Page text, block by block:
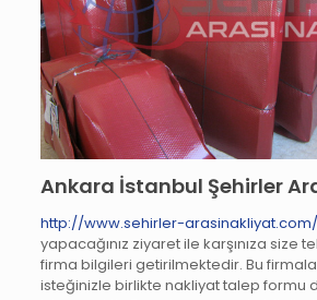
Ankara İstanbul Şehirler
http://www.sehirler-arasinakliyat.com/
yapacağınız ziyaret ile karşınıza size
firma bilgileri getirilmektedir. Bu
isteğinizle birlikte nakliyat talep formu